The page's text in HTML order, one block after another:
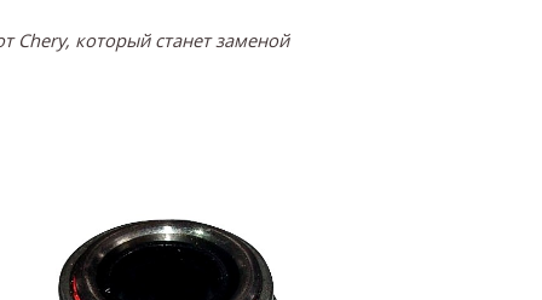
Chery, который станет заменой